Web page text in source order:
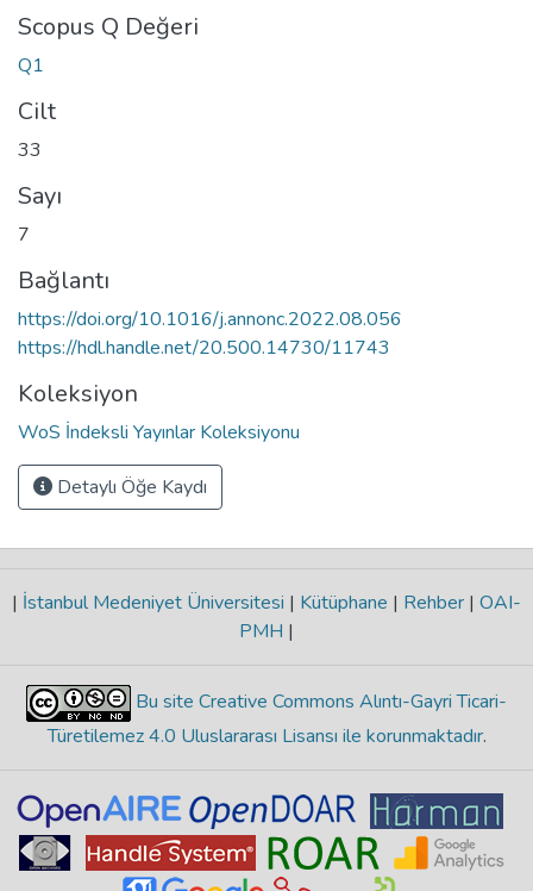
Scopus Q Değeri
Q1
Cilt
33
Sayı
7
Bağlantı
https://doi.org/10.1016/j.annonc.2022.08.056
https://hdl.handle.net/20.500.14730/11743
Koleksiyon
WoS İndeksli Yayınlar Koleksiyonu
Detaylı Öğe Kaydı
| İstanbul Medeniyet Üniversitesi | Kütüphane | Rehber | OAI-
PMH |
Bu site Creative Commons Alıntı-Gayri Ticari-
Türetilemez 4.0 Uluslararası Lisansı ile korunmaktadır.